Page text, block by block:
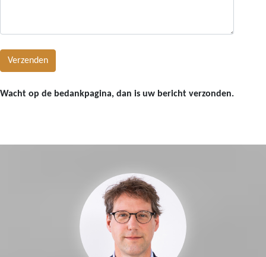
Wacht op de bedankpagina, dan is uw bericht verzonden.